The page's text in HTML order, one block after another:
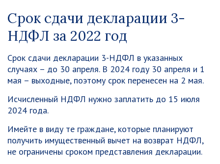
Срок сдачи декларации 3-
НДФЛ за 2022 год
Срок сдачи декларации 3-НДФЛ в указанных
случаях – до 30 апреля. В 2024 году 30 апреля и 1
мая – выходные, поэтому срок перенесен на 2 мая.
Исчисленный НДФЛ нужно заплатить до 15 июля
2024 года.
Имейте в виду те граждане, которые планируют
получить имущественный вычет на возврат НДФЛ,
не ограничены сроком представления декларации.